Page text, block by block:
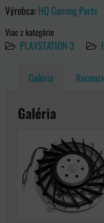
Výrobca: HQ Gaming Parts
Viac z kategórie
PLAYSTATION 3
Galéria
Galéria